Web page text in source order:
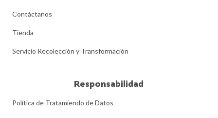
Contáctanos
Tienda
Servicio Recolección y Transformación
Responsabilidad
Política de Tratamiendo de Datos